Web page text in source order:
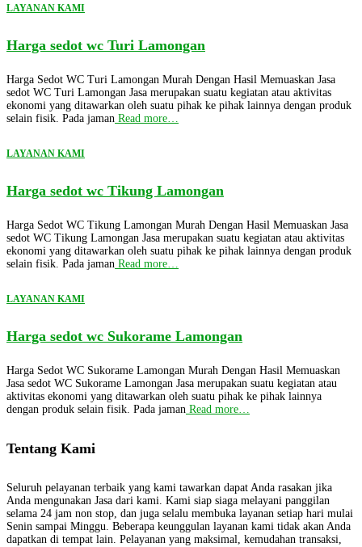
LAYANAN KAMI
Harga sedot wc Turi Lamongan
Harga Sedot WC Turi Lamongan Murah Dengan Hasil Memuaskan Jasa
sedot WC Turi Lamongan Jasa merupakan suatu kegiatan atau aktivitas
ekonomi yang ditawarkan oleh suatu pihak ke pihak lainnya dengan produk
selain fisik. Pada jaman Read more…
LAYANAN KAMI
Harga sedot wc Tikung Lamongan
Harga Sedot WC Tikung Lamongan Murah Dengan Hasil Memuaskan Jasa
sedot WC Tikung Lamongan Jasa merupakan suatu kegiatan atau aktivitas
ekonomi yang ditawarkan oleh suatu pihak ke pihak lainnya dengan produk
selain fisik. Pada jaman Read more…
LAYANAN KAMI
Harga sedot wc Sukorame Lamongan
Harga Sedot WC Sukorame Lamongan Murah Dengan Hasil Memuaskan
Jasa sedot WC Sukorame Lamongan Jasa merupakan suatu kegiatan atau
aktivitas ekonomi yang ditawarkan oleh suatu pihak ke pihak lainnya
dengan produk selain fisik. Pada jaman Read more…
Tentang Kami
Seluruh pelayanan terbaik yang kami tawarkan dapat Anda rasakan jika
Anda mengunakan Jasa dari kami. Kami siap siaga melayani panggilan
selama 24 jam non stop, dan juga selalu membuka layanan setiap hari mulai
Senin sampai Minggu. Beberapa keunggulan layanan kami tidak akan Anda
dapatkan di tempat lain. Pelayanan yang maksimal, kemudahan transaksi,